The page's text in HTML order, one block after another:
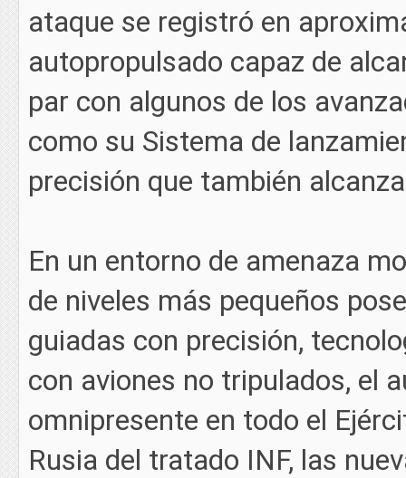
ataque se registró en
autopropulsado capaz de
par con algunos de los
como su Sistema de
precisión que también
En un entorno de amenaza
de niveles más pequeños
guiadas con precisión,
con aviones no tripulados, el
omnipresente en todo el
Rusia del tratado INF, las